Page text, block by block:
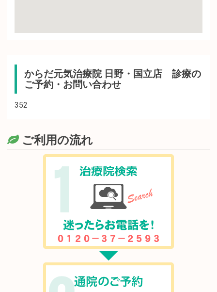
からだ元気治療院 日野・国立店 診療の
ご予約・お問い合わせ
352
ご利用の流れ